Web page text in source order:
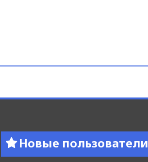
Новые пользователи